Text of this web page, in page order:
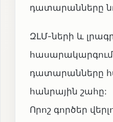
դատարանները
ԶԼՄ-ների և
դատարանները
հանրային շահը:
Որոշ գործեր